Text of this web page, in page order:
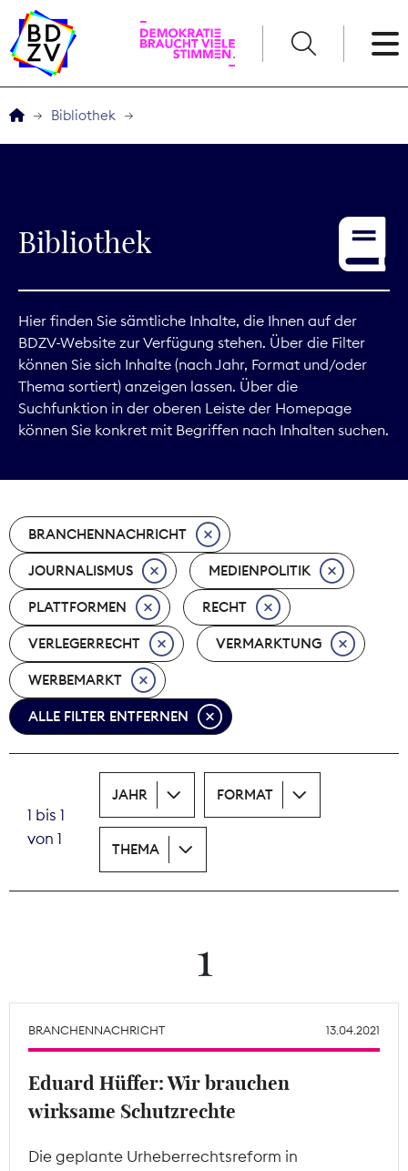
Service
Digitales
Kommunikation
Marktdaten
Nachhaltigkeit
Nachwuchs
Nova Award
Pressefreiheit
Print
Theodor-Wolff-Preis
Bibliothek
Bibliothek
Hier finden Sie sämtliche Inhalte, die Ihnen auf der
BDZV-Website zur Verfügung stehen. Über die Filter
können Sie sich Inhalte (nach Jahr, Format und/oder
Thema sortiert) anzeigen lassen. Über die
Suchfunktion in der oberen Leiste der Homepage
können Sie konkret mit Begriffen nach Inhalten suchen.
BRANCHENNACHRICHT
JOURNALISMUS MEDIENPOLITIK
PLATTFORMEN RECHT
VERLEGERRECHT VERMARKTUNG
WERBEMARKT
ALLE FILTER ENTFERNEN
1 bis 1
von 1
JAHR FORMAT
THEMA
1
BRANCHENNACHRICHT 13.04.2021
Eduard Hüffer: Wir brauchen
wirksame Schutzrechte
Die geplante Urheberrechtsreform in